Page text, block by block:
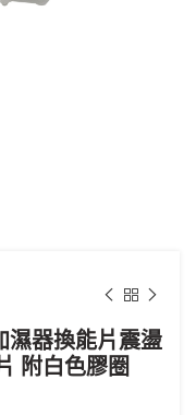
器換能片震盪
附白色膠圈